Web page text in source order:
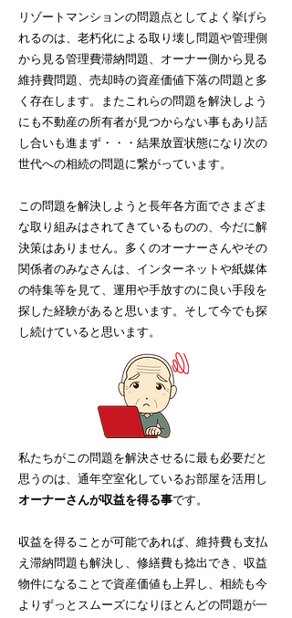
リゾートマンションの問題点としてよく挙げら
れるのは、老朽化による取り壊し問題や管理側
から見る管理費滞納問題、オーナー側から見る
維持費問題、売却時の資産価値下落の問題と多
く存在します。またこれらの問題を解決しよう
にも不動産の所有者が見つからない事もあり話
し合いも進まず・・・結果放置状態になり次の
世代への相続の問題に繋がっています。
この問題を解決しようと長年各方面でさまざま
な取り組みはされてきているものの、今だに解
決策はありません。多くのオーナーさんやその
関係者のみなさんは、インターネットや紙媒体
の特集等を見て、運用や手放すのに良い手段を
探した経験があると思います。そして今でも探
し続けていると思います。
私たちがこの問題を解決させるに最も必要だと
思うのは、通年空室化しているお部屋を活用し
オーナーさんが収益を得る事です。
収益を得ることが可能であれば、維持費も支払
え滞納問題も解決し、修繕費も捻出でき、収益
物件になることで資産価値も上昇し、相続も今
よりずっとスムーズになりほとんどの問題が一